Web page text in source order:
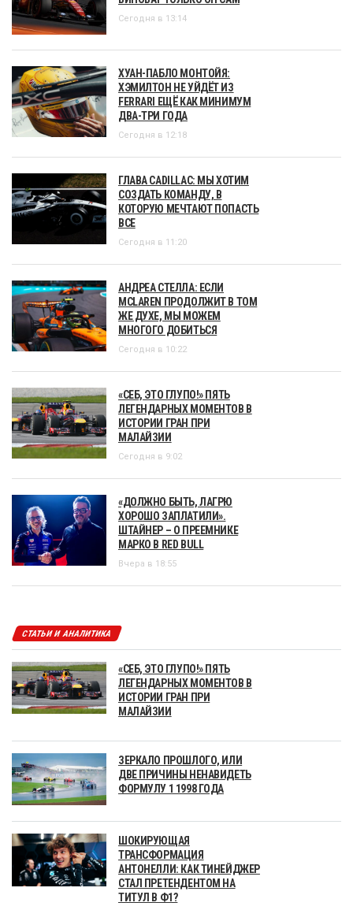
Сегодня в 13:14
ХУАН-ПАБЛО МОНТОЙЯ:
ХЭМИЛТОН НЕ УЙДЁТ ИЗ
FERRARI ЕЩЁ КАК МИНИМУМ
ДВА-ТРИ ГОДА
Сегодня в 12:18
ГЛАВА CADILLAC: МЫ ХОТИМ
СОЗДАТЬ КОМАНДУ, В
КОТОРУЮ МЕЧТАЮТ ПОПАСТЬ
ВСЕ
Сегодня в 11:20
АНДРЕА СТЕЛЛА: ЕСЛИ
MCLAREN ПРОДОЛЖИТ В ТОМ
ЖЕ ДУХЕ, МЫ МОЖЕМ
МНОГОГО ДОБИТЬСЯ
Сегодня в 10:22
«СЕБ, ЭТО ГЛУПО!» ПЯТЬ
ЛЕГЕНДАРНЫХ МОМЕНТОВ В
ИСТОРИИ ГРАН ПРИ
МАЛАЙЗИИ
Сегодня в 9:02
«ДОЛЖНО БЫТЬ, ЛАГРЮ
ХОРОШО ЗАПЛАТИЛИ».
ШТАЙНЕР – О ПРЕЕМНИКЕ
МАРКО В RED BULL
Вчера в 18:55
СТАТЬИ И АНАЛИТИКА
«СЕБ, ЭТО ГЛУПО!» ПЯТЬ
ЛЕГЕНДАРНЫХ МОМЕНТОВ В
ИСТОРИИ ГРАН ПРИ
МАЛАЙЗИИ
ЗЕРКАЛО ПРОШЛОГО, ИЛИ
ДВЕ ПРИЧИНЫ НЕНАВИДЕТЬ
ФОРМУЛУ 1 1998 ГОДА
ШОКИРУЮЩАЯ
ТРАНСФОРМАЦИЯ
АНТОНЕЛЛИ: КАК ТИНЕЙДЖЕР
СТАЛ ПРЕТЕНДЕНТОМ НА
ТИТУЛ В Ф1?